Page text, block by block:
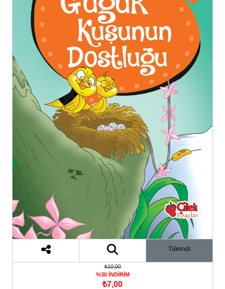
Tükendi
₺10,00
%30 İNDİRİM
₺7,00